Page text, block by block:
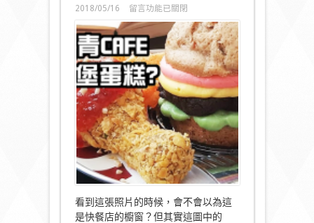
2018/05/16
在
〈韓
首
爾
文
青
CAFE
賣
假
貨?
炸
雞
漢
堡
蛋
糕〉
中
留言功能已關閉
看到這張照片的時候，會不會以為這
是快餐店的櫥窗？但其實這圖中的